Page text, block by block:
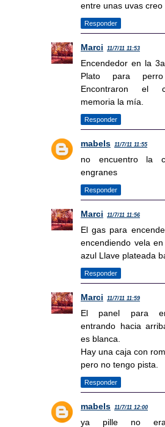
entre unas uvas creo
Responder
Marci 11/7/11 11:53
Encendedor en la
Plato para
Encontraron el
memoria la mía.
Responder
mabels 11/7/11 11:55
no encuentro la
engranes
Responder
Marci 11/7/11 11:56
El gas para
encendiendo vela
azul Llave plateada
Responder
Marci 11/7/11 11:59
El panel para
entrando hacia
es blanca.
Hay una caja con
pero no tengo pista.
Responder
mabels 11/7/11 12:00
ya pille no